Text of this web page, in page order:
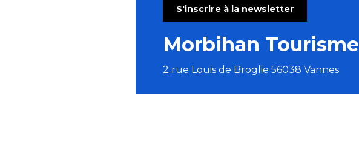
S'inscrire à la newsletter
Morbihan Tourisme
2 rue Louis de Broglie 56038 Vannes